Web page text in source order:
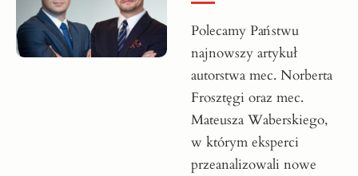
Polecamy Państwu
najnowszy artykuł
autorstwa mec. Norberta
Frosztęgi oraz mec.
Mateusza Waberskiego,
w którym eksperci
przeanalizowali nowe